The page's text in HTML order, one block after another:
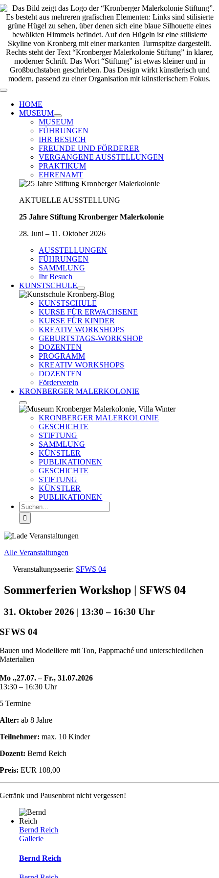
Zum
Inhalt
springen
Toggle
Navigation
HOME
MUSEUM
MUSEUM
FÜHRUNGEN
IHR BESUCH
FREUNDE UND FÖRDERER
VERGANGENE AUSSTELLUNGEN
PRAKTIKUM
EHRENAMT
AKTUELLE AUSSTELLUNG
25 Jahre Stiftung Kronberger Malerkolonie
28. Juni – 11. Oktober 2026
AUSSTELLUNGEN
FÜHRUNGEN
SAMMLUNG
Ihr Besuch
KUNSTSCHULE
KUNSTSCHULE
KURSE FÜR ERWACHSENE
KURSE FÜR KINDER
KREATIV WORKSHOPS
GEBURTSTAGS-WORKSHOP
DOZENTEN
PROGRAMM
KREATIV WORKSHOPS
DOZENTEN
Förderverein
KRONBERGER MALERKOLONIE
KRONBERGER MALERKOLONIE
GESCHICHTE
STIFTUNG
SAMMLUNG
KÜNSTLER
PUBLIKATIONEN
GESCHICHTE
STIFTUNG
KÜNSTLER
PUBLIKATIONEN
Suche
nach:
Alle Veranstaltungen
Veranstaltungsserie: SFWS 04
Sommerferien Workshop | SFWS 04
31. Oktober 2026 | 13:30 – 16:30
SFWS 04
Bauen und Modelliere mit Ton, Pappmaché und unterschiedlichen
Materialien
Mo .,27.07. – Fr., 31.07.2026
13:30 – 16:30 Uhr
5 Termine
Alter: ab 8 Jahre
Teilnehmer: max. 10 Kinder
Dozent: Bernd Reich
Preis: EUR 108,00
Getränk und Pausenbrot nicht vergessen!
Bernd Reich
Gallerie
Bernd Reich